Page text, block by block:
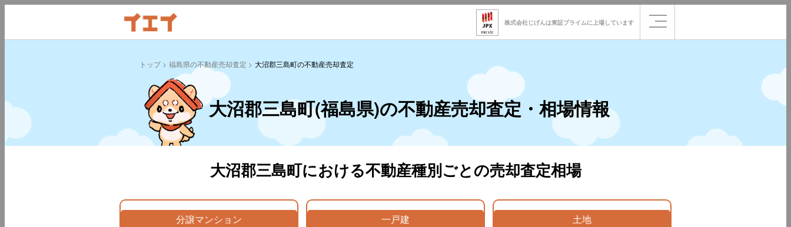
株式会社じげんは東証プライムに 上場しています
トップ 福島県の不動産売却査定 大沼郡三島町の不動産売却査定
大沼郡三島町(福島県)の不動産売却査定・相場情報
大沼郡三島町における不動産種別ごとの売却査定相場
分譲マンション 一戸建 土地